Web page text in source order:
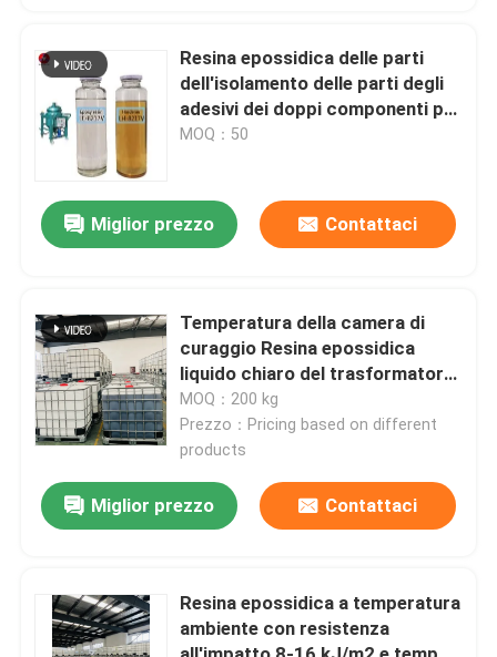
Casa.
Video
Resina epossidica delle parti
dell'isolamento delle parti degli
adesivi dei doppi componenti per
il trasformatore
MOQ：50
Miglior prezzo Contattaci
Temperatura della camera di
curaggio Resina epossidica
liquido chiaro del trasformatore
e MV LV HV
MOQ：200 kg
Prezzo：Pricing based on different
products
Miglior prezzo Contattaci
Resina epossidica a temperatura
ambiente con resistenza